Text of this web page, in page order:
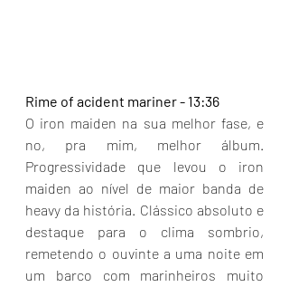
Rime of acident mariner - 13:36
O iron maiden na sua melhor fase, e
no, pra mim, melhor álbum.
Progressividade que levou o iron
maiden ao nível de maior banda de
heavy da história. Clássico absoluto e
destaque para o clima sombrio,
remetendo o ouvinte a uma noite em
um barco com marinheiros muito